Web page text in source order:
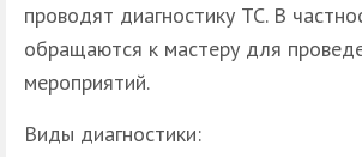
проводят диагностику ТС. В
обращаются к мастеру для
мероприятий.
Виды диагностики: